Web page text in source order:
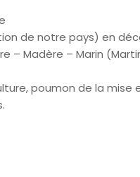
de notre pays) en
– Madère – Marin
poumon de la